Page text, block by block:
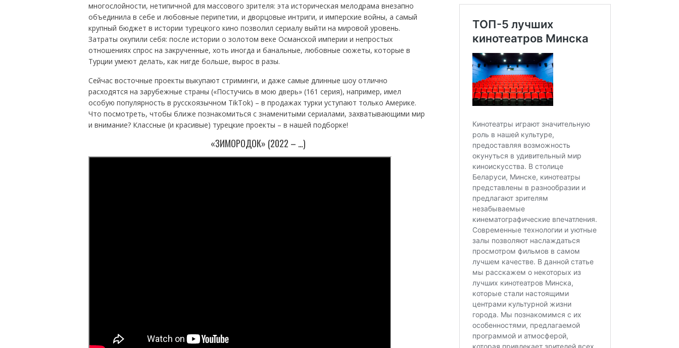
многослойности, нетипичной для массового зрителя: эта историческая мелодрама внезапно
объединила в себе и любовные перипетии, и дворцовые интриги, и имперские войны, а самый
крупный бюджет в истории турецкого кино позволил сериалу выйти на мировой уровень.
Затраты окупили себя: после истории о золотом веке Османской империи и непростых
отношениях спрос на закрученные, хоть иногда и банальные, любовные сюжеты, которые в
Турции умеют делать, как нигде больше, вырос в разы.
Сейчас восточные проекты выкупают стриминги, и даже самые длинные шоу отлично
расходятся на зарубежные страны («Постучись в мою дверь» (161 серия), например, имел
особую популярность в русскоязычном TikTok) – в продажах турки уступают только Америке.
Что посмотреть, чтобы ближе познакомиться с знаменитыми сериалами, захватывающими мир
и внимание? Классные (и красивые) турецкие проекты – в нашей подборке!
«ЗИМОРОДОК» (2022 – …)